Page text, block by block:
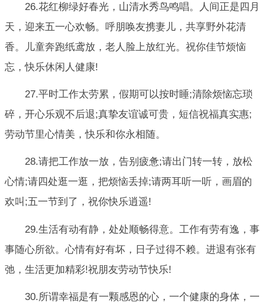
26.花红柳绿好春光，山清水秀鸟鸣唱。人间正是四月
天，迎来五一心欢畅。呼朋唤友携妻儿，共享野外花清
香。儿童奔跑纸鸢放，老人脸上放红光。祝你佳节烦恼
忘，快乐休闲人健康!
27.平时工作太劳累，假期可以按时睡;清除烦恼忘琐
碎，开心乐观不后退;真挚友谊诚可贵，短信祝福真实惠;
劳动节里心情美，快乐和你永相随。
28.请把工作放一放，告别疲惫;请出门转一转，放松
心情;请四处逛一逛，把烦恼丢掉;请两耳听一听，画眉的
欢叫;五一节到了，祝你快乐逍遥!
29.生活有动有静，处处顺畅得意。工作有劳有逸，事
事随心所欲。心情有好有坏，日子过得不赖。进退有张有
弛，生活更加精彩!祝朋友劳动节快乐!
30.所谓幸福是有一颗感恩的心，一个健康的身体，一